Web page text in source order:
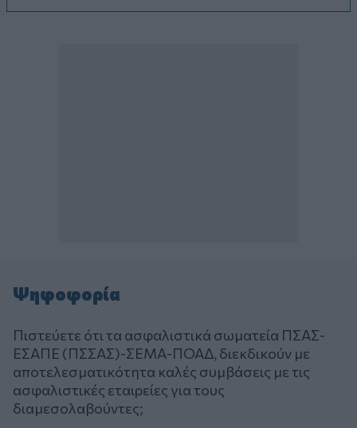
Ψηφοφορία
Πιστεύετε ότι τα ασφαλιστικά σωματεία ΠΣΑΣ-
ΕΣΑΠΕ (ΠΣΣΑΣ)-ΣΕΜΑ-ΠΟΑΔ, διεκδικούν με
αποτελεσματικότητα καλές συμβάσεις με τις
ασφαλιστικές εταιρείες για τους
διαμεσολαβούντες;